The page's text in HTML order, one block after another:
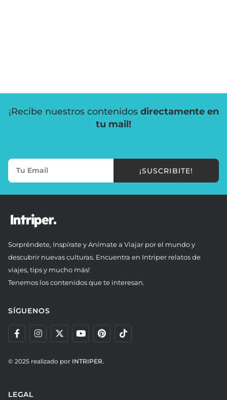
¡Recibe nuestros contenidos directamente en
tu mail!
¡SUSCRIBITE!
Sorpréndete, Inspírate y Anímate a Viajar por el mundo y
descubrir nuevas culturas. Encuentra en Intriper relatos de
viajes, tips y mucho más!
Tenemos los contenidos que te interesan.
SÍGUENOS
© 2025 realizado por INTRIPER.
LEGAL